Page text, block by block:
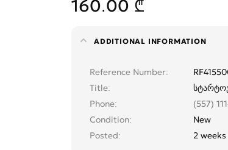
160.00 ₾
ADDITIONAL INFORMATION
Reference Number
Title
Phone
(557)
Condition
New
Posted
2 weeks